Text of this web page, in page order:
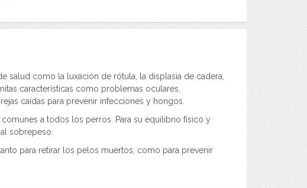
salud como la luxación de rótula, la displasia de cadera,
características como problemas oculares,
caídas para prevenir infecciones y hongos.
a todos los perros. Para su equilibrio físico y
sobrepeso.
para retirar los pelos muertos, como para prevenir